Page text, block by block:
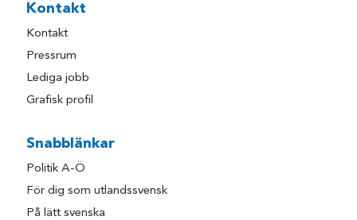
Kontakt
Kontakt
Pressrum
Lediga jobb
Grafisk profil
Snabblänkar
Politik A-Ö
För dig som utlandssvensk
På lätt svenska